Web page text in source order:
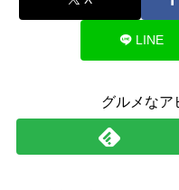
LINE
グルメなア